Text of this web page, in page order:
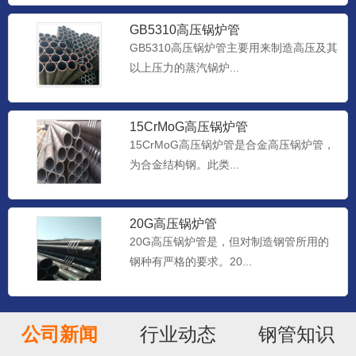
GB5310高压锅炉管
GB5310高压锅炉管主要用来制造高压及其
以上压力的蒸汽锅炉...
15CrMoG高压锅炉管
15CrMoG高压锅炉管是合金高压锅炉管，
为合金结构钢。此类...
20G高压锅炉管
20G高压锅炉管是，但对制造钢管所用的
钢种有严格的要求。20...
公司新闻 行业动态 钢管知识